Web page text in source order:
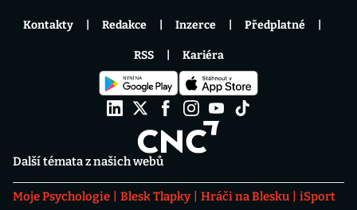
Další témata z našich webů
Moje Psychologie Blesk Tlapky Hráči na Blesku
iSport
Kontakty Redakce Inzerce Předplatné
RSS Kariéra